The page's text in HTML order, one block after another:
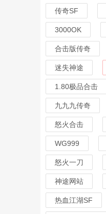
传奇SF
3000OK
合击版传奇
迷失神途
1.80极品合击
九九九传奇
怒火合击
WG999
怒火一刀
神途网站
热血江湖SF